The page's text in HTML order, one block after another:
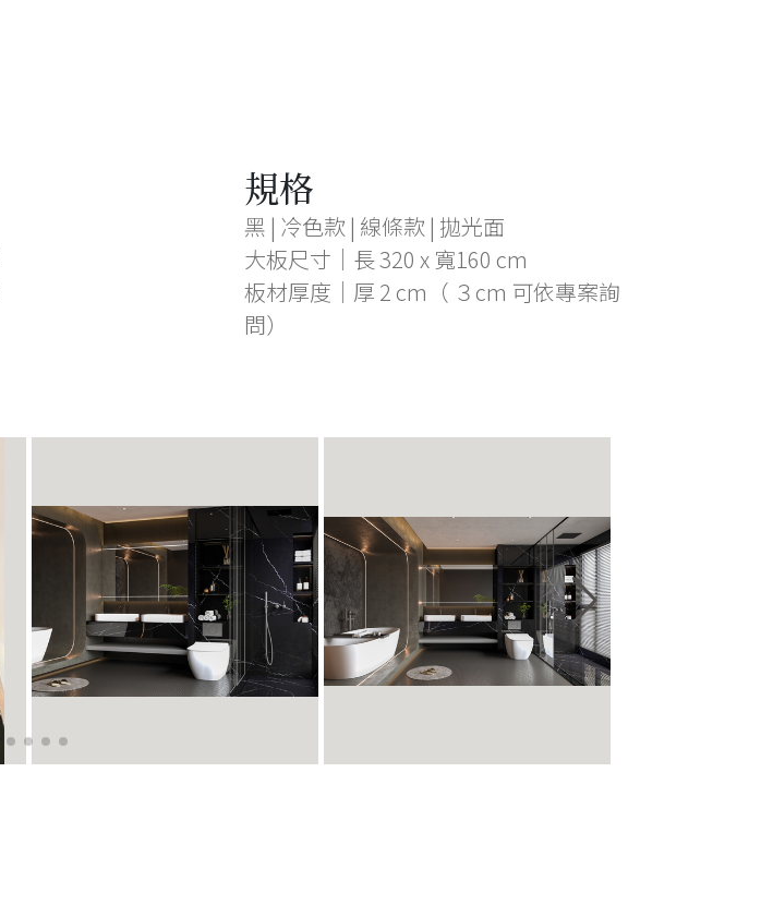
規格
黑 | 冷色款 | 線條款 | 拋光面
大板尺寸｜長 320 x 寬160 cm
板材厚度｜厚 2 cm（ ３cm 可依專案詢
問）